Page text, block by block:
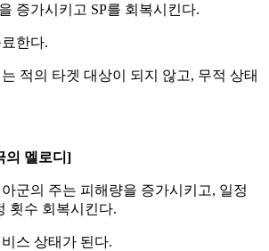
증가시키고 SP를 회복시킨다.
한다.
적의 타겟 대상이 되지 않고, 무적 상태
의 멜로디]
군의 주는 피해량을 증가시키고, 일정
횟수 회복시킨다.
스 상태가 된다.